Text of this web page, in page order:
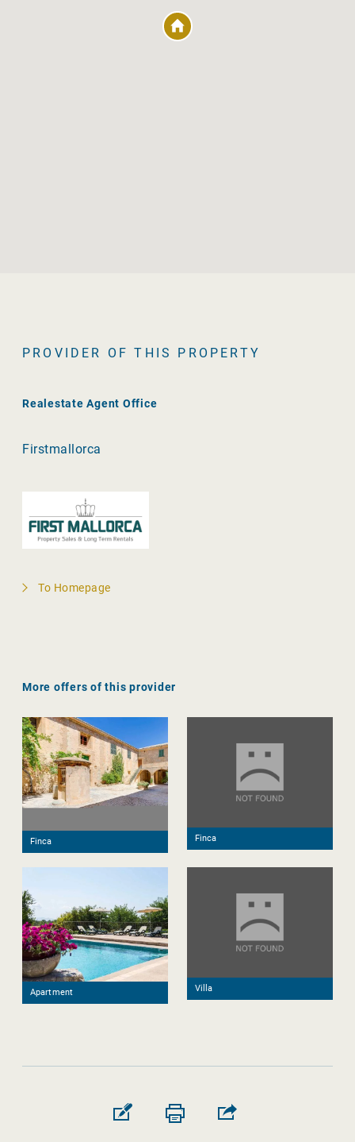
PROVIDER OF THIS PROPERTY
Realestate Agent Office
Firstmallorca
To Homepage
More offers of this provider
Finca Finca
Apartment Villa